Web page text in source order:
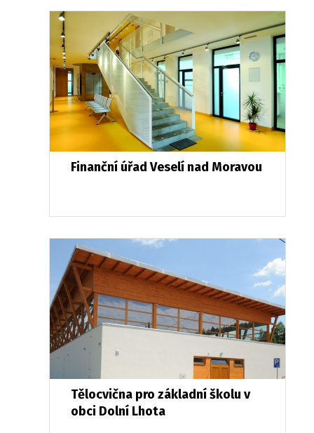
Finanční úřad Veselí nad Moravou
Tělocvična pro základní školu v
obci Dolní Lhota